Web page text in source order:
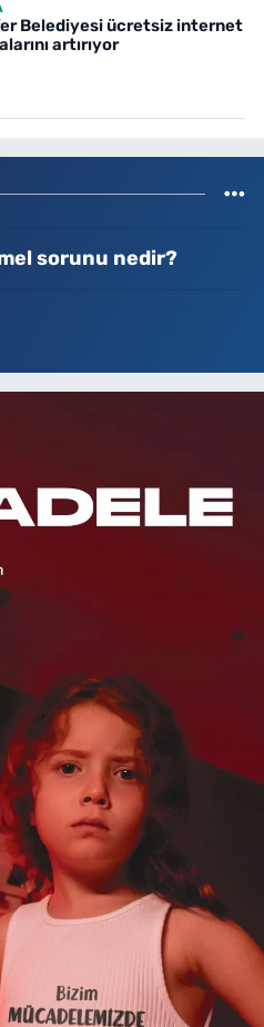
Belediyesi ücretsiz internet
artırıyor
sorunu nedir?